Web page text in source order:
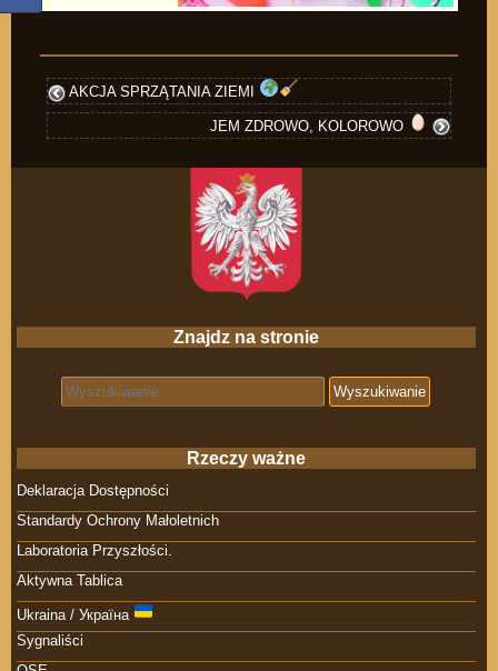
AKCJA SPRZĄTANIA ZIEMI
JEM ZDROWO, KOLOROWO
Znajdz na stronie
Search for:
Rzeczy ważne
Deklaracja Dostępności
Standardy Ochrony Małoletnich
Laboratoria Przyszłości.
Aktywna Tablica
Ukraina / Україна
Sygnaliści